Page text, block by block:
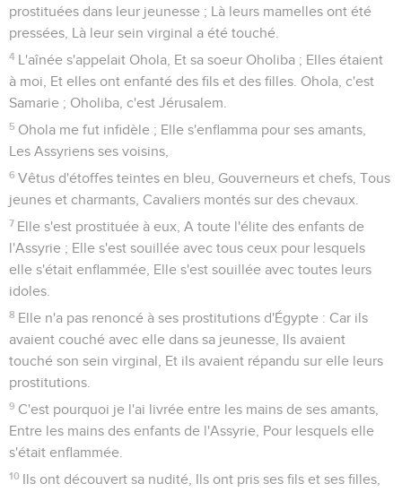
prostituées dans leur jeunesse ; Là leurs mamelles ont été
pressées, Là leur sein virginal a été touché.
4 L'aînée s'appelait Ohola, Et sa soeur Oholiba ; Elles étaient
à moi, Et elles ont enfanté des fils et des filles. Ohola, c'est
Samarie ; Oholiba, c'est Jérusalem.
5 Ohola me fut infidèle ; Elle s'enflamma pour ses amants,
Les Assyriens ses voisins,
6 Vêtus d'étoffes teintes en bleu, Gouverneurs et chefs, Tous
jeunes et charmants, Cavaliers montés sur des chevaux.
7 Elle s'est prostituée à eux, A toute l'élite des enfants de
l'Assyrie ; Elle s'est souillée avec tous ceux pour lesquels
elle s'était enflammée, Elle s'est souillée avec toutes leurs
idoles.
8 Elle n'a pas renoncé à ses prostitutions d'Égypte : Car ils
avaient couché avec elle dans sa jeunesse, Ils avaient
touché son sein virginal, Et ils avaient répandu sur elle leurs
prostitutions.
9 C'est pourquoi je l'ai livrée entre les mains de ses amants,
Entre les mains des enfants de l'Assyrie, Pour lesquels elle
s'était enflammée.
10 Ils ont découvert sa nudité, Ils ont pris ses fils et ses filles,